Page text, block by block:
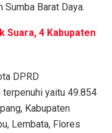
Sumba Barat Daya.
Suara, 4 Kabupaten
DPRD
yaitu 49.854
Kabupaten
Lembata, Flores